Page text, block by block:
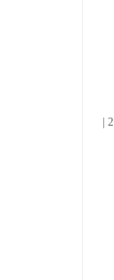
جدول العطلات والامتحانات في الإمارات 2026 – 2027 |